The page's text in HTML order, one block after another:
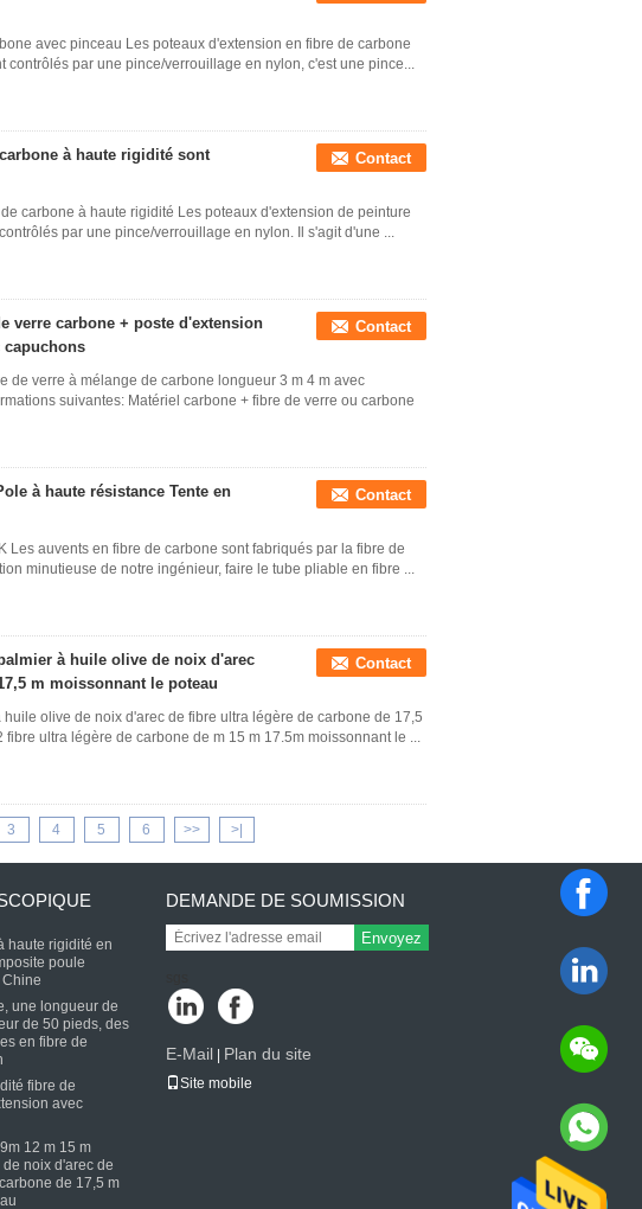
avec pinceau Les poteaux d'extension en fibre de carbone
contrôlés par une pince/verrouillage en nylon, c'est une pince...
à haute rigidité sont
Contact
carbone à haute rigidité Les poteaux d'extension de peinture
par une pince/verrouillage en nylon. Il s'agit d'une ...
verre carbone + poste d'extension
capuchons
Contact
de verre à mélange de carbone longueur 3 m 4 m avec
suivantes: Matériel carbone + fibre de verre ou carbone
à haute résistance Tente en
Contact
Les auvents en fibre de carbone sont fabriqués par la fibre de
minutieuse de notre ingénieur, faire le tube pliable en fibre ...
à huile olive de noix d'arec
m moissonnant le poteau
Contact
olive de noix d'arec de fibre ultra légère de carbone de 17,5
ultra légère de carbone de m 15 m 17.5m moissonnant le ...
3 4 5 6 >> >|
haute rigidité en
poule
une longueur de
de 50 pieds, des
en fibre de
fibre de
avec
12 m 15 m
noix d'arec de
de 17,5 m
DEMANDE DE SOUMISSION
Envoyez
E-Mail Plan du site
Site mobile